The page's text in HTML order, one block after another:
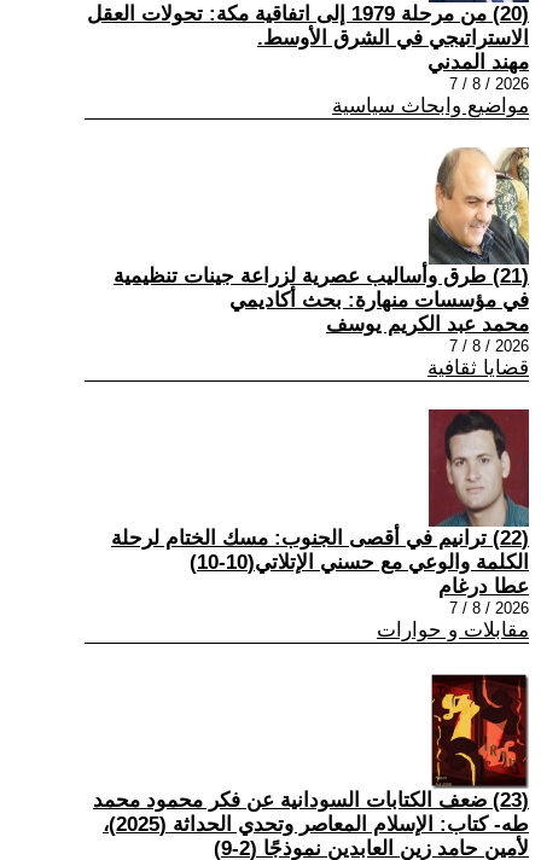
(20) من مرحلة 1979 إلى اتفاقية مكة: تحولات العقل
الاستراتيجي في الشرق الأوسط.
مهند المدني
2026 / 8 / 7
مواضيع وابحاث سياسية
(21) طرق وأساليب عصرية لزراعة جينات تنظيمية
في مؤسسات منهارة: بحث أكاديمي
محمد عبد الكريم يوسف
2026 / 8 / 7
قضايا ثقافية
(22) ترانيم في أقصى الجنوب: مسك الختام لرحلة
الكلمة والوعي مع حسني الإتلاتي(10-10)
عطا درغام
2026 / 8 / 7
مقابلات و حوارات
(23) ضعف الكتابات السودانية عن فكر محمود محمد
طه- كتاب: الإسلام المعاصر وتحدي الحداثة (2025)،
لأمين حامد زين العابدين نموذجًا (2-9)